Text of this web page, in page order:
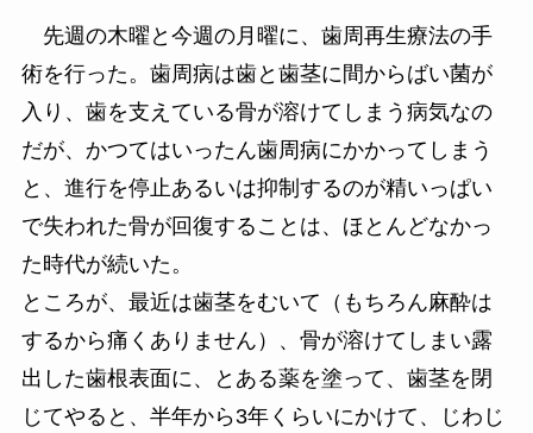
先週の木曜と今週の月曜に、歯周再生療法の手
術を行った。歯周病は歯と歯茎に間からばい菌が
入り、歯を支えている骨が溶けてしまう病気なの
だが、かつてはいったん歯周病にかかってしまう
と、進行を停止あるいは抑制するのが精いっぱい
で失われた骨が回復することは、ほとんどなかっ
た時代が続いた。
ところが、最近は歯茎をむいて（もちろん麻酔は
するから痛くありません）、骨が溶けてしまい露
出した歯根表面に、とある薬を塗って、歯茎を閉
じてやると、半年から3年くらいにかけて、じわじ